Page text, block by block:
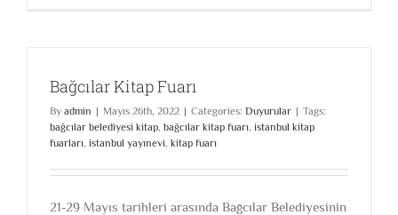
Bağcılar Kitap Fuarı
By admin | Mayıs 26th, 2022 | Categories: Duyurular | Tags:
bağcılar belediyesi kitap, bağcılar kitap fuarı, istanbul kitap
fuarları, istanbul yayınevi, kitap fuarı
21-29 Mayıs tarihleri arasında Bağcılar Belediyesinin